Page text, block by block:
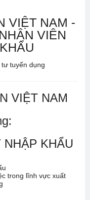
VIỆT NAM -
VIÊN
tuyển dụng
VIỆT NAM
NHẬP KHẨU
trong lĩnh vực xuất